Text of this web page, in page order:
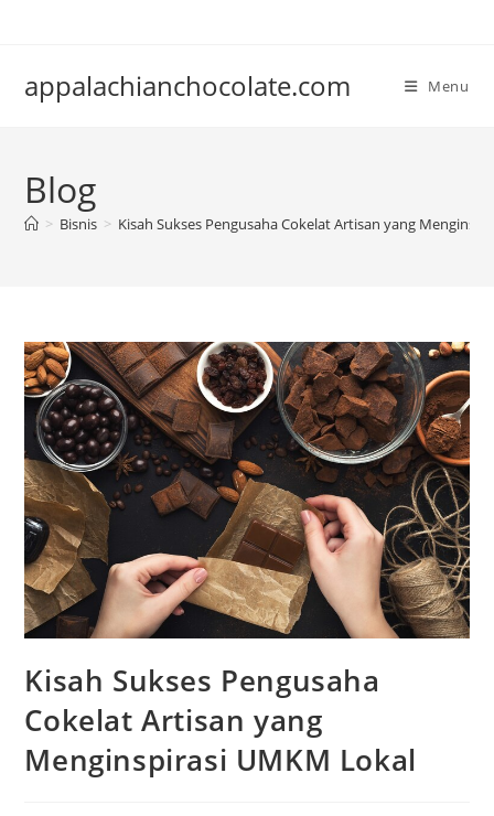
appalachianchocolate.com Menu
Blog
> Bisnis > Kisah Sukses Pengusaha Cokelat Artisan yang
Kisah Sukses Pengusaha
Cokelat Artisan yang
Menginspirasi UMKM Lokal